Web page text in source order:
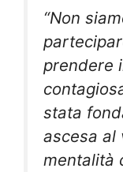
“Non
prendere
stata
ascesa al
mentalità